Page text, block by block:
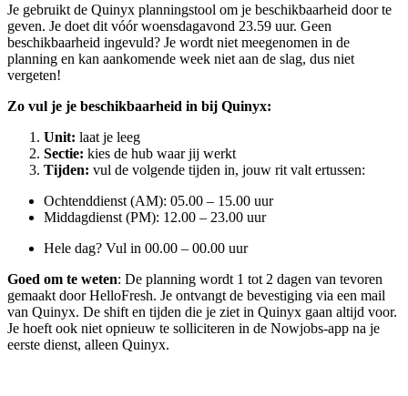
Je gebruikt de Quinyx planningstool om je beschikbaarheid door te
geven. Je doet dit vóór woensdagavond 23.59 uur. Geen
beschikbaarheid ingevuld? Je wordt niet meegenomen in de
planning en kan aankomende week niet aan de slag, dus niet
vergeten!
Zo vul je je beschikbaarheid in bij Quinyx:
Unit: laat je leeg
Sectie: kies de hub waar jij werkt
Tijden: vul de volgende tijden in, jouw rit valt ertussen:
Ochtenddienst (AM): 05.00 – 15.00 uur
Middagdienst (PM): 12.00 – 23.00 uur
Hele dag? Vul in 00.00 – 00.00 uur
Goed om te weten: De planning wordt 1 tot 2 dagen van tevoren
gemaakt doorHelloFresh. Je ontvangt de bevestiging via een mail
van Quinyx. De shift en tijden die je ziet in Quinyx gaan altijd voor.
Je hoeft ook niet opnieuw te solliciteren in de Nowjobs-app na je
eerste dienst, alleen Quinyx.